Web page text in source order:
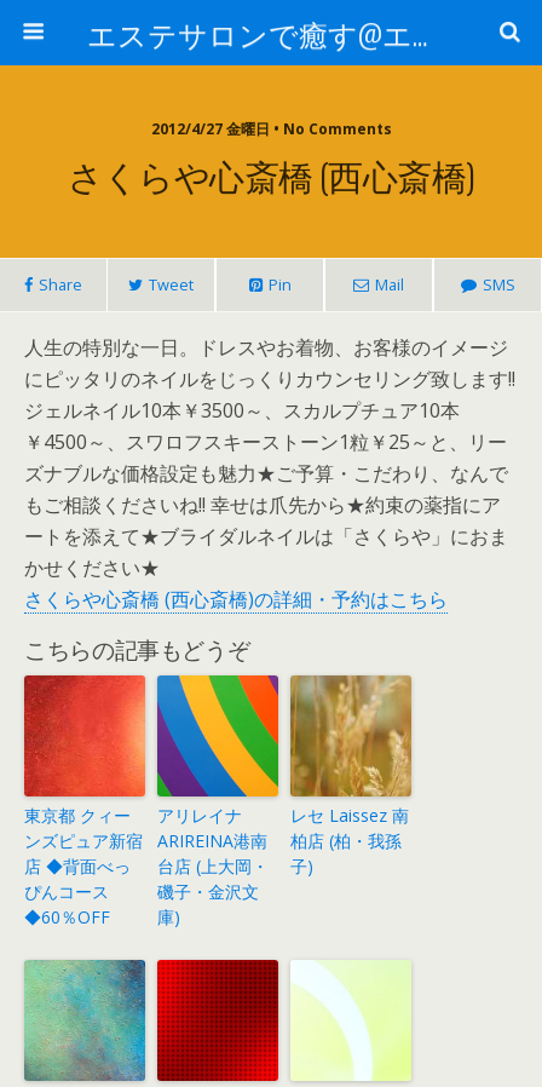
エステサロンで癒す@エステ～全国エステ情報
2012/4/27 金曜日 • No Comments
さくらや心斎橋 (西心斎橋)
Share Tweet Pin Mail SMS
人生の特別な一日。ドレスやお着物、お客様のイメージ
にピッタリのネイルをじっくりカウンセリング致します!!
ジェルネイル10本￥3500～、スカルプチュア10本
￥4500～、スワロフスキーストーン1粒￥25～と、リー
ズナブルな価格設定も魅力★ご予算・こだわり、なんで
もご相談くださいね!! 幸せは爪先から★約束の薬指にア
ートを添えて★ブライダルネイルは「さくらや」におま
かせください★
さくらや心斎橋 (西心斎橋)の詳細・予約はこちら
こちらの記事もどうぞ
東京都 クィー
ンズピュア新宿
店 ◆背面べっ
ぴんコース
◆60％OFF
アリレイナ
ARIREINA港南
台店 (上大岡・
磯子・金沢文
庫)
レセ Laissez 南
柏店 (柏・我孫
子)